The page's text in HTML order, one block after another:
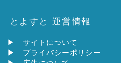
とよすと 運営情報
▶ サイトについて
▶ プライバシーポリシー